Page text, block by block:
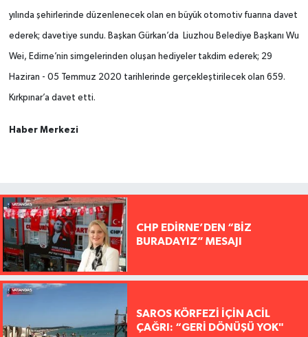
yılında şehirlerinde düzenlenecek olan en büyük otomotiv fuarına davet
ederek; davetiye sundu. Başkan Gürkan’da Liuzhou Belediye Başkanı Wu
Wei, Edirne’nin simgelerinden oluşan hediyeler takdim ederek; 29
Haziran - 05 Temmuz 2020 tarihlerinde gerçekleştirilecek olan 659.
Kırkpınar’a davet etti.
Haber Merkezi
CHP EDİRNE’DEN “BİZ
BURADAYIZ” MESAJI
SAROS KÖRFEZİ İÇİN ACİL
ÇAĞRI: “GERİ DÖNÜŞÜ YOK"